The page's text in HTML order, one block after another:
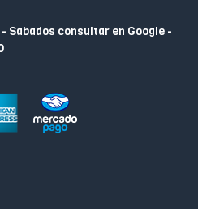
- Sabados consultar en Google -